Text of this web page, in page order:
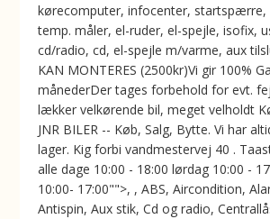
kørecomputer, infocenter, startspærre,
temp. måler, el-ruder, el-spejle, isofix,
cd/radio, cd, el-spejle m/varme, aux
KAN MONTERES (2500kr)Vi gir 100%
månederDer tages forbehold for evt.
lækker velkørende bil, meget velholdt
JNR BILER -- Køb, Salg, Bytte. Vi har
lager. Kig forbi vandmestervej 40 .
alle dage 10:00 - 18:00 lørdag 10:00 -
10:00- 17:00"">, , ABS, Aircondition,
Antispin, Aux stik, Cd og radio,